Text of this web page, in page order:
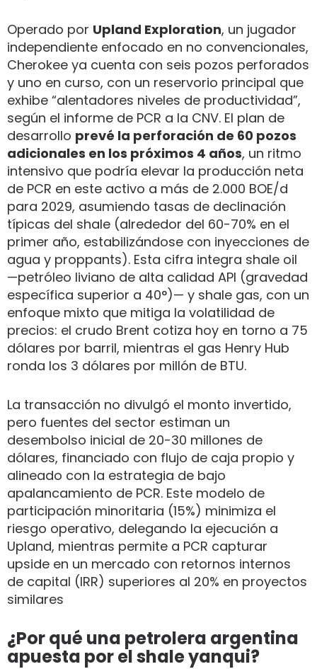
Operado por Upland Exploration, un jugador
independiente enfocado en no convencionales,
Cherokee ya cuenta con seis pozos perforados
y uno en curso, con un reservorio principal que
exhibe “alentadores niveles de productividad”,
según el informe de PCR a la CNV. El plan de
desarrollo prevé la perforación de 60 pozos
adicionales en los próximos 4 años, un ritmo
intensivo que podría elevar la producción neta
de PCR en este activo a más de 2.000 BOE/d
para 2029, asumiendo tasas de declinación
típicas del shale (alrededor del 60-70% en el
primer año, estabilizándose con inyecciones de
agua y proppants). Esta cifra integra shale oil
—petróleo liviano de alta calidad API (gravedad
específica superior a 40°)— y shale gas, con un
enfoque mixto que mitiga la volatilidad de
precios: el crudo Brent cotiza hoy en torno a 75
dólares por barril, mientras el gas Henry Hub
ronda los 3 dólares por millón de BTU.
La transacción no divulgó el monto invertido,
pero fuentes del sector estiman un
desembolso inicial de 20-30 millones de
dólares, financiado con flujo de caja propio y
alineado con la estrategia de bajo
apalancamiento de PCR. Este modelo de
participación minoritaria (15%) minimiza el
riesgo operativo, delegando la ejecución a
Upland, mientras permite a PCR capturar
upside en un mercado con retornos internos
de capital (IRR) superiores al 20% en proyectos
similares
¿Por qué una petrolera argentina
apuesta por el shale yanqui?